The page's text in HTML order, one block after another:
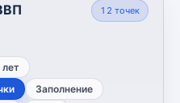
12 точек
Заполнение